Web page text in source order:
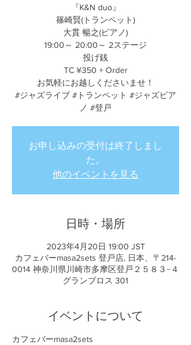
『K&N duo』
篠崎賢(トランペット)
大貫 暢之(ピアノ)
19:00～ 20:00～ 2ステージ
投げ銭
TC ¥350 + Order
お気軽にお越しくださいませ！
#ジャズライブ #トランペット #ジャズピア
ノ #登戸
お申し込みの受付は終了しまし
た。
他のイベントを見る
日時・場所
2023年4月20日 19:00 JST
カフェバーmasa2sets 登戸店, 日本、〒214-
0014 神奈川県川崎市多摩区登戸２５８３−４
グランブロス 301
イベントについて
カフェバーmasa2sets